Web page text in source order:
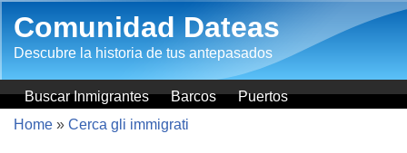
Comunidad Dateas
Descubre la historia de tus antepasados
Buscar Inmigrantes Barcos
Puertos
Home » Cerca gli immigrati